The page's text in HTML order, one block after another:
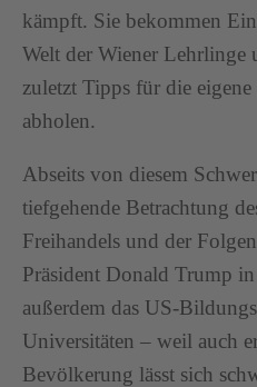
kämpft. Sie bekommen
Welt der Wiener Lehrlinge
zuletzt Tipps für die
abholen.
Abseits von diesem
tiefgehende Betrachtung
Freihandels und der
Präsident Donald Trump
außerdem das US-
Universitäten – weil auch
Bevölkerung lässt sich